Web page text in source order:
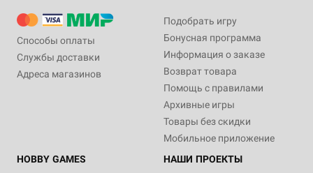
Способы оплаты
Службы доставки
Адреса магазинов
Подобрать игру
Бонусная программа
Информация о заказе
Возврат товара
Помощь с правилами
Архивные игры
Товары без скидки
Мобильное приложение
HOBBY GAMES
НАШИ ПРОЕКТЫ